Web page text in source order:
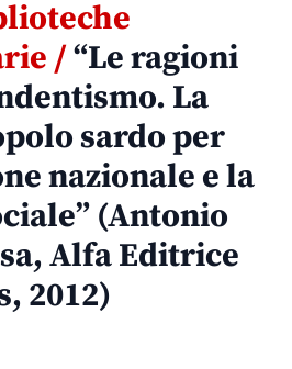
/“Le ragioni
La
sardo per
nazionale e la
(Antonio
Alfa Editrice
2012)